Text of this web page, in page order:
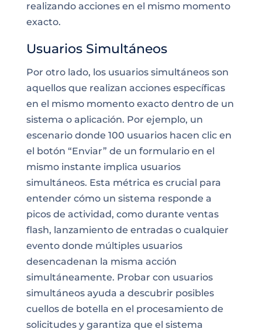
realizando acciones en el mismo momento
exacto.
Usuarios Simultáneos
Por otro lado, los usuarios simultáneos son
aquellos que realizan acciones específicas
en el mismo momento exacto dentro de un
sistema o aplicación. Por ejemplo, un
escenario donde 100 usuarios hacen clic en
el botón “Enviar” de un formulario en el
mismo instante implica usuarios
simultáneos. Esta métrica es crucial para
entender cómo un sistema responde a
picos de actividad, como durante ventas
flash, lanzamiento de entradas o cualquier
evento donde múltiples usuarios
desencadenan la misma acción
simultáneamente. Probar con usuarios
simultáneos ayuda a descubrir posibles
cuellos de botella en el procesamiento de
solicitudes y garantiza que el sistema